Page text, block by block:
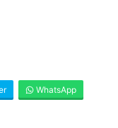
WhatsApp